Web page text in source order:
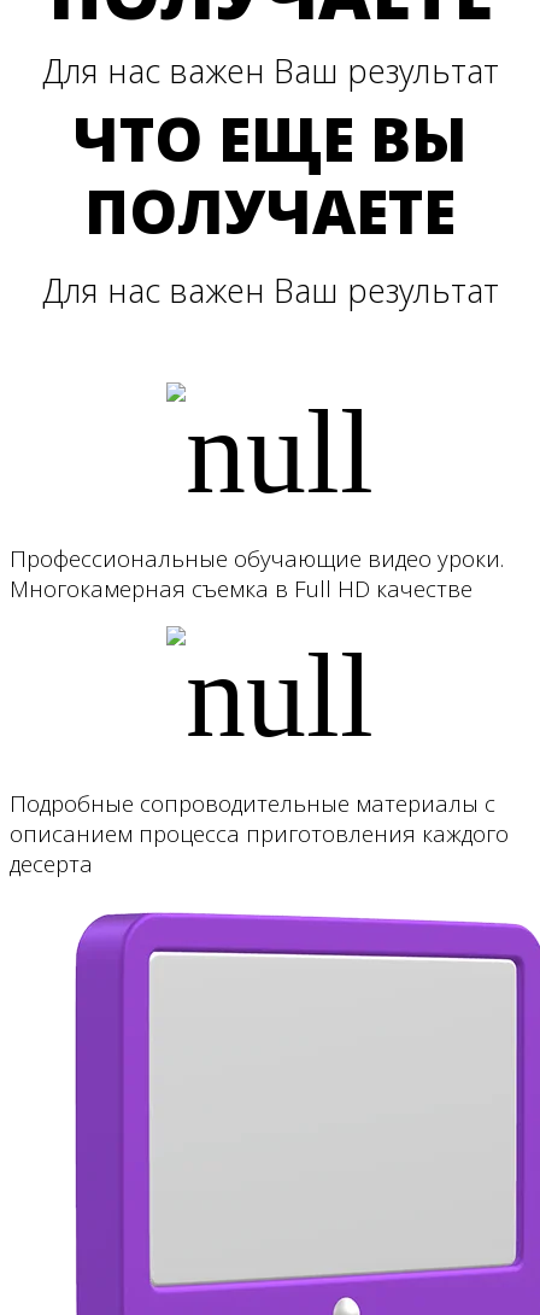
Для нас важен Ваш результат
ЧТО ЕЩЕ ВЫ
ПОЛУЧАЕТЕ
Для нас важен Ваш результат
Профессиональные обучающие видео уроки.
Многокамерная съемка в Full HD качестве
Подробные сопроводительные материалы с
описанием процесса приготовления каждого
десерта